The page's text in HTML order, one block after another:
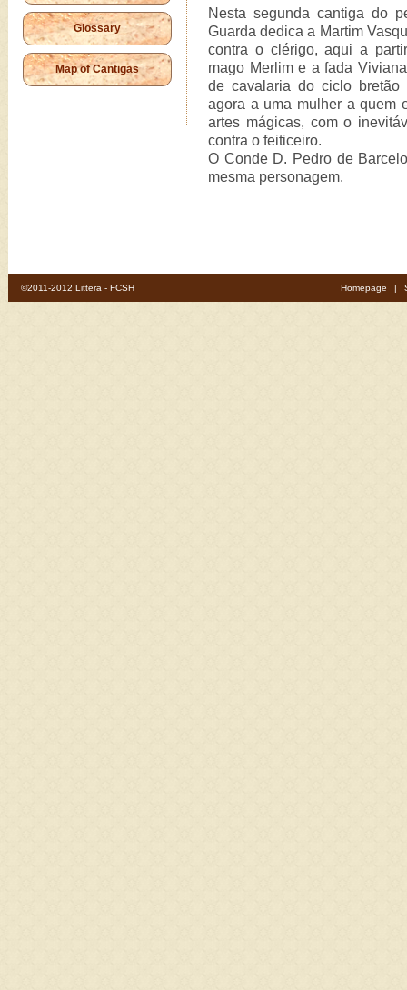
Glossary
Map of Cantigas
Nesta segunda cantiga do
Guarda dedica a Martim
contra o clérigo, aqui a
mago Merlim e a fada
de cavalaria do ciclo bretão
agora a uma mulher a quem
artes mágicas, com o
contra o feiticeiro.
O Conde D. Pedro de
mesma personagem.
©2011-2012 Littera - FCSH Homepage |